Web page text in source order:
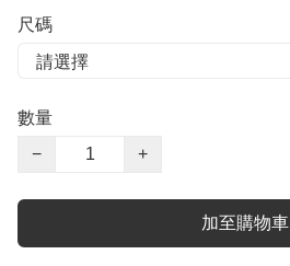
尺碼
數量
−
+
加至購物車